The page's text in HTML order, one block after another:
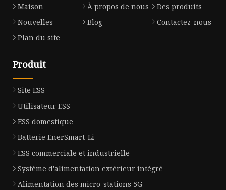
Maison À propos de nous
Des produits
Nouvelles
Blog
Contactez-nous
Plan du site
Produit
Site ESS
Utilisateur ESS
ESS domestique
Batterie EnerSmart-Li
ESS commerciale et industrielle
Système d'alimentation extérieur intégré
Alimentation des micro-stations 5G